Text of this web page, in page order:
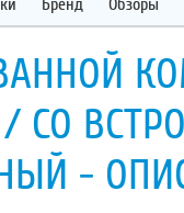
Бренд Обзоры
/ СО
-